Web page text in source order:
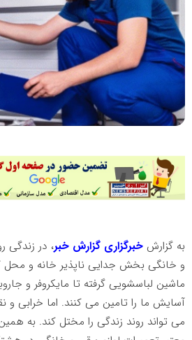
به گزارش خبرگزاری گزارش خبر، در زندگی
و خانگی بخش جدایی ناپذیر خانه و محل
ماشین لباسشویی گرفته تا مایکروفر و
آسایش ما را تامین می کنند. اما خرابی و
می تواند روند زندگی را مختل کند. به